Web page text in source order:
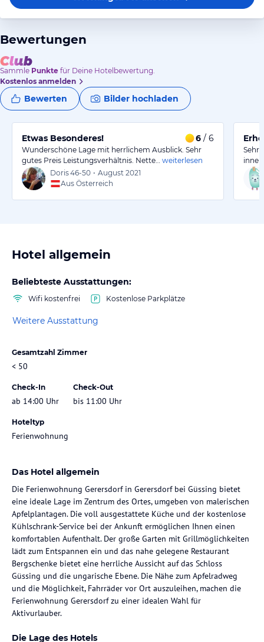
Bewertungen
Sammle Punkte für Deine Hotelbewertung.
Kostenlos anmelden
Bewerten Bilder hochladen
Etwas Besonderes! 6 / 6
Wunderschöne Lage mit herrlichem Ausblick. Sehr
gutes Preis Leistungsverhältnis. Nette…
weiterlesen
Doris46-50 • August 2021
Aus Österreich
Sehr
Hotel allgemein
Beliebteste Ausstattungen:
Wifi kostenfrei Kostenlose Parkplätze
Weitere Ausstattung
Gesamtzahl Zimmer
< 50
Check-In
ab 14:00 Uhr
Check-Out
bis 11:00 Uhr
Hoteltyp
Ferienwohnung
Das Hotel allgemein
Die Ferienwohnung Gerersdorf in Gerersdorf bei Güssing bietet
eine ideale Lage im Zentrum des Ortes, umgeben von malerischen
Apfelplantagen. Die voll ausgestattete Küche und der kostenlose
Kühlschrank-Service bei der Ankunft ermöglichen Ihnen einen
komfortablen Aufenthalt. Der große Garten mit Grillmöglichkeiten
lädt zum Entspannen ein und das nahe gelegene Restaurant
Bergschenke bietet eine herrliche Aussicht auf das Schloss
Güssing und die ungarische Ebene. Die Nähe zum Apfelradweg
und die Möglichkeit, Fahrräder vor Ort auszuleihen, machen die
Ferienwohnung Gerersdorf zu einer idealen Wahl für
Aktivurlauber.
Die Lage des Hotels